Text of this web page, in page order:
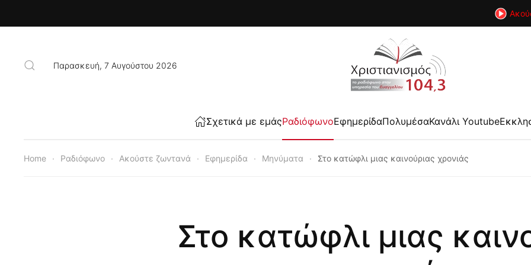
Παρασκευή, 7 Αυγούστου 2026
Σχετικά με εμάςΡαδιόφωνοΕφημερίδαΠολυμέσαΚανάλι Youtube
Home Ραδιόφωνο Ακούστε ζωντανά Εφημερίδα Μηνύματα Στο κατώφλι μιας καινούριας χρονιάς
Στο κατώφλι μιας